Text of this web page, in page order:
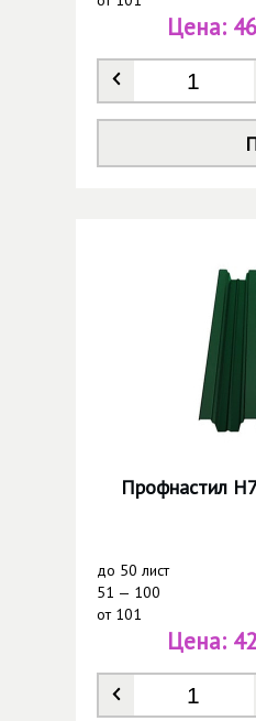
Количество
Цена:
Профнастил
до 50 лист
51 — 100
от101
Количество
Цена: